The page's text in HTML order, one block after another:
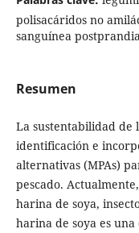
polisacáridos no
sanguínea
Resumen
La sustentabilidad de
identificación e
alternativas (MPAs)
pescado.
harina de soya,
harina de soya es